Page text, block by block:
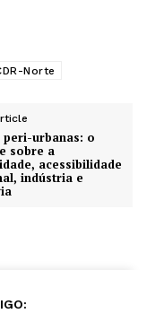
Norte
peri-urbanas: o
sobre a
acessibilidade
indústria e